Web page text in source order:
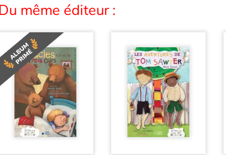
Du même éditeur :